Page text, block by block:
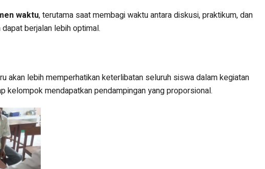
waktu, terutama saat membagi waktu antara diskusi, praktikum, dan
berjalan lebih optimal.
akan lebih memperhatikan keterlibatan seluruh siswa dalam kegiatan
kelompok mendapatkan pendampingan yang proporsional.